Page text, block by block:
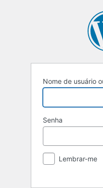
Nome de usuário
Senha
Lembrar-me